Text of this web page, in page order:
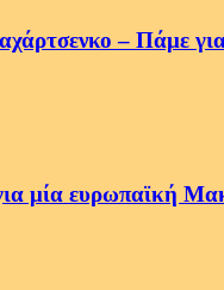
– Πάμε
μία ευρωπαϊκή